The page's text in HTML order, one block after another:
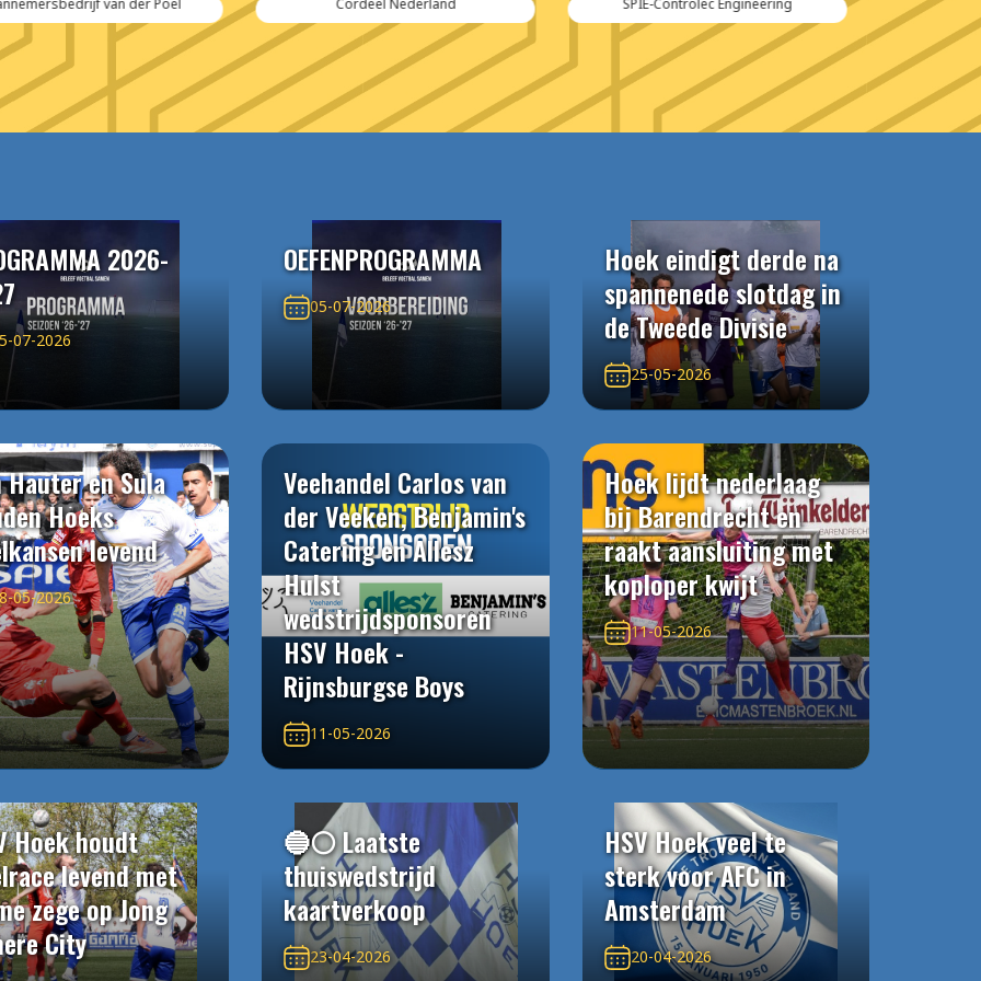
Cordeel Nederland SPIE-Controlec Engineering Kraker Trailers
2026-
07-2026
OEFENPROGRAMMA
05-07-2026
Hoek eindigt derde na
spannenede slotdag in
de Tweede Divisie
25-05-2026
Hauter en Sula
Hoeks
levend
05-2026
Veehandel Carlos van
der Veeken, Benjamin's
Catering en Allesz
Hulst
wedstrijdsponsoren
HSV Hoek -
Rijnsburgse Boys
11-05-2026
Hoek lijdt nederlaag
bij Barendrecht en
raakt aansluiting met
koploper kwijt
11-05-2026
Hoek houdt
levend met
zege op Jong
City
🔵⚪️ Laatste
thuiswedstrijd
kaartverkoop
23-04-2026
HSV Hoek veel te
sterk voor AFC in
Amsterdam
20-04-2026